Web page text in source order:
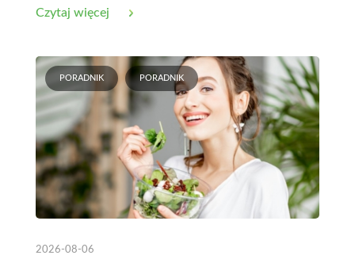
Czytaj więcej
PORADNIK PORADNIK
2026-08-06